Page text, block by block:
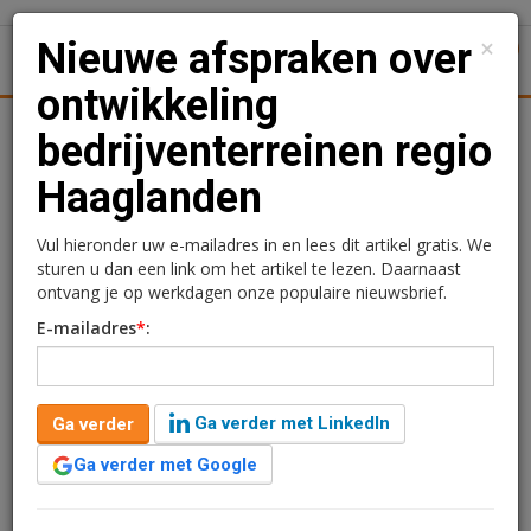
Nieuws Uitgelicht Achtergronden
Nieuwe afspraken over
ontwikkeling
bedrijventerreinen regio
Haaglanden
Kimberly Camu
24 maart 2021 om 11:25
5 jaar geleden aangepast
2 minuten leestijd
Om de ontwikkeling van de bedrijventerreinen in de
×
Nieuwe afspraken over
ontwikkeling
bedrijventerreinen regio
Haaglanden
Vul hieronder uw e-mailadres in en lees dit artikel gratis. We
sturen u dan een link om het artikel te lezen. Daarnaast
ontvang je op werkdagen onze populaire nieuwsbrief.
E-mailadres*:
Ga verder
Ga verder met LinkedIn
Ga verder met Google